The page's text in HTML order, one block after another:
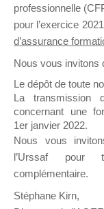
Ce groupe
Formation
sur lequel il
ou poser
NB : Il est
pouvoir
professionnelle
pour l’exercice
d’assurance
Nous vous invitons
Le dépôt de toute
La transmission
concernant une
1er janvier 2022.
Nous vous
l’Urssaf pour
complémentaire.
Stéphane Kirn,